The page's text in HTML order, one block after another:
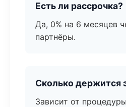
Есть ли рассрочка?
Да, 0% на 6 месяцев
партнёры.
Сколько держится
Зависит от